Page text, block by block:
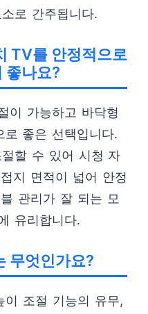
로 간주됩니다.
TV를 안정적으로
좋나요?
이 가능하고 바닥형
로 좋은 선택입니다.
할 수 있어 시청 자
지 면적이 넓어 안정
관리가 잘 되는 모
유리합니다.
무엇인가요?
이 조절 기능의 유무,